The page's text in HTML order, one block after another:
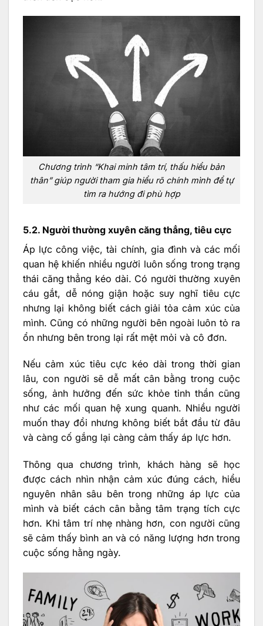
Chương trình “Khai minh tâm trí, thấu hiểu bản
thân” giúp người tham gia hiểu rõ chính mình để tự
tìm ra hướng đi phù hợp
5.2. Người thường xuyên căng thẳng, tiêu cực
Áp lực công việc, tài chính, gia đình và các mối
quan hệ khiến nhiều người luôn sống trong trạng
thái căng thẳng kéo dài. Có người thường xuyên
cáu gắt, dễ nóng giận hoặc suy nghĩ tiêu cực
nhưng lại không biết cách giải tỏa cảm xúc của
mình. Cũng có những người bên ngoài luôn tỏ ra
ổn nhưng bên trong lại rất mệt mỏi và cô đơn.
Nếu cảm xúc tiêu cực kéo dài trong thời gian
lâu, con người sẽ dễ mất cân bằng trong cuộc
sống, ảnh hưởng đến sức khỏe tinh thần cũng
như các mối quan hệ xung quanh. Nhiều người
muốn thay đổi nhưng không biết bắt đầu từ đâu
và càng cố gắng lại càng cảm thấy áp lực hơn.
Thông qua chương trình, khách hàng sẽ học
được cách nhìn nhận cảm xúc đúng cách, hiểu
nguyên nhân sâu bên trong những áp lực của
mình và biết cách cân bằng tâm trạng tích cực
hơn. Khi tâm trí nhẹ nhàng hơn, con người cũng
sẽ cảm thấy bình an và có năng lượng hơn trong
cuộc sống hằng ngày.